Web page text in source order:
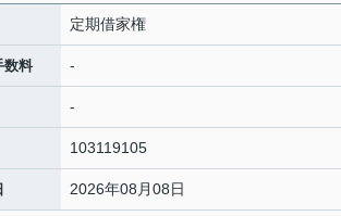
定期借家権
数料 -
-
103119105
2026年08月08日